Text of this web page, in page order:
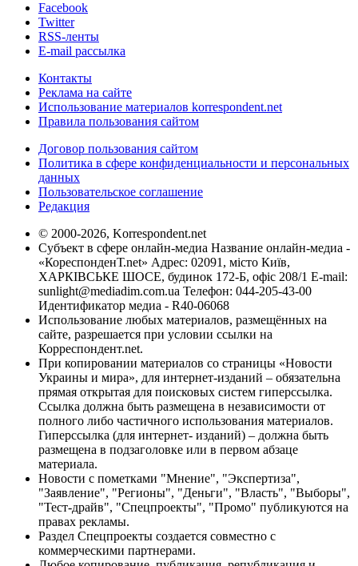
Facebook
Twitter
RSS-ленты
E-mail рассылка
Контакты
Реклама на сайте
Использование материалов korrespondent.net
Правила пользования сайтом
Договор пользования сайтом
Политика в сфере конфиденциальности и персональных
данных
Пользовательское соглашение
Редакция
© 2000-2026, Korrespondent.net
Субъект в сфере онлайн-медиа Название онлайн-медиа -
«КореспонденТ.net» Адрес: 02091, місто Київ,
ХАРКІВСЬКЕ ШОСЕ, будинок 172-Б, офіс 208/1 E-mail:
sunlight@mediadim.com.ua Телефон: 044-205-43-00
Идентификатор медиа - R40-06068
Использование любых материалов, размещённых на
сайте, разрешается при условии ссылки на
Корреспондент.net.
При копировании материалов со страницы «Новости
Украины и мира», для интернет-изданий – обязательна
прямая открытая для поисковых систем гиперссылка.
Ссылка должна быть размещена в независимости от
полного либо частичного использования материалов.
Гиперссылка (для интернет- изданий) – должна быть
размещена в подзаголовке или в первом абзаце
материала.
Новости с пометками "Мнение", "Экспертиза",
"Заявление", "Регионы", "Деньги", "Власть", "Выборы",
"Тест-драйв", "Спецпроекты", "Промо" публикуются на
правах рекламы.
Раздел Спецпроекты создается совместно с
коммерческими партнерами.